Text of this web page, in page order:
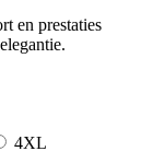
en prestaties
4XL